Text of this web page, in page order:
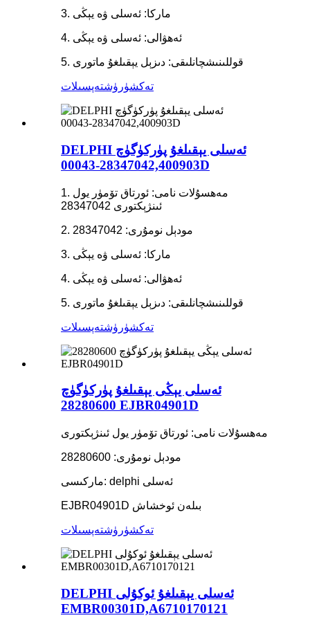
3. ماركا: ئەسلى ۋە يېڭى
4. ئەھۋالى: ئەسلى ۋە يېڭى
5. قوللىنىشچانلىقى: دىزېل يېقىلغۇ ماتورى
تەكشۈرۈشتەپسىلات
DELPHI ئەسلى يېقىلغۇ پۈركۈگۈچ
28347042,400903-00043D
1. مەھسۇلات نامى: ئورتاق تۆمۈر يول
ئىنژېكتورى 28347042
2. مودېل نومۇرى: 28347042
3. ماركا: ئەسلى ۋە يېڭى
4. ئەھۋالى: ئەسلى ۋە يېڭى
5. قوللىنىشچانلىقى: دىزېل يېقىلغۇ ماتورى
تەكشۈرۈشتەپسىلات
ئەسلى يېڭى يېقىلغۇ پۈركۈگۈچ
28280600 EJBR04901D
مەھسۇلات نامى: ئورتاق تۆمۈر يول ئىنژېكتورى
مودېل نومۇرى: 28280600
ماركىسى: delphi ئەسلى
EJBR04901D بىلەن ئوخشاش
تەكشۈرۈشتەپسىلات
DELPHI ئەسلى يېقىلغۇ ئوكۇلى
EMBR00301D,A6710170121